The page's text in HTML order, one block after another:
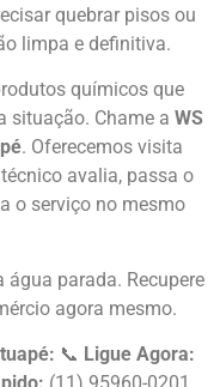
quebrar pisos ou
limpa e definitiva.
químicos que
situação. Chame a WS
. Oferecemos visita
avalia, passa o
o serviço no mesmo
água parada. Recupere
agora mesmo.
📞 Ligue Agora: